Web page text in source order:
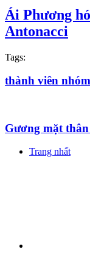
Ái Phương
Antonacci
Tags:
thành viên
Gương mặt
Trang nhất